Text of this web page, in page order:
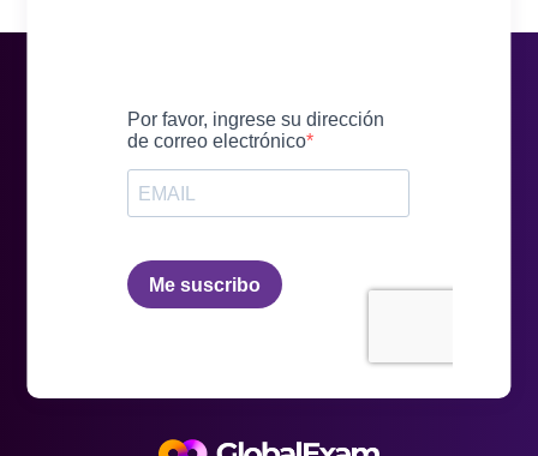
He arrives at the office __________ everyone else.
B. already
tus estadísticas de progreso para que puedas
seguir tu evolución respecto a tu nivel e
identificar tus puntos débiles, y dinamizar así tu
ritmo de aprendizaje.
60